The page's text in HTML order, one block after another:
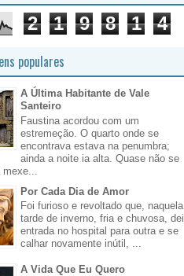
2 1 9 8 1 4
populares
A Última Habitante de Vale
Santeiro
Faustina acordou com um
estremeção. O quarto onde se
encontrava estava na penumbra;
ainda a noite ia alta. Quase não se
Por Cada Dia de Amor
Foi furioso e revoltado que, naquela
tarde de inverno, fria e chuvosa, dei
entrada no hospital para outra e se
calhar novamente inútil, ...
A Vida Que Eu Quero